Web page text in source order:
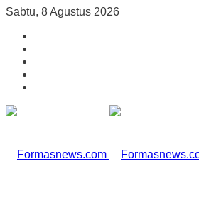
Sabtu, 8 Agustus 2026